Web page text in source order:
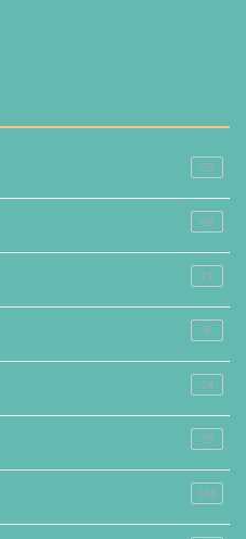
33
46
71
8
14
76
146